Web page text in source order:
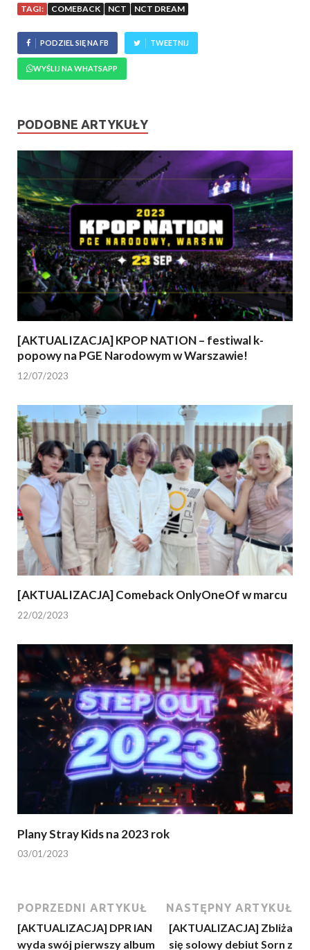
TAGI: COMEBACK NCT NCT DREAM
PODZIEL SIĘ NA FB TWEETNIJ
WYŚLIJ NA WHATSAPP
PODOBNE ARTYKUŁY
[AKTUALIZACJA] KPOP NATION – festiwal k-
popowy na PGE Narodowym w Warszawie!
12/07/2023
[AKTUALIZACJA] Comeback OnlyOneOf w marcu
22/02/2023
Plany Stray Kids na 2023 rok
03/01/2023
POPRZEDNI ARTYKUŁ
[AKTUALIZACJA] DPR IAN
wyda swój pierwszy album
NASTĘPNY ARTYKUŁ
[AKTUALIZACJA] Zbliża
się solowy debiut Sorn z